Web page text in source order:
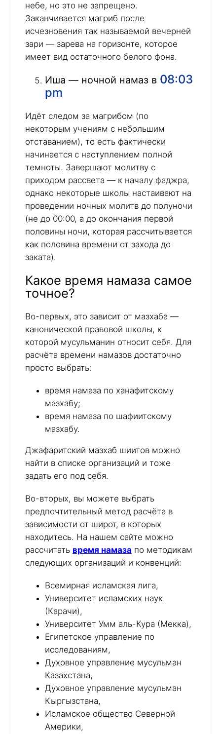
небе, но это не запрещено.
Заканчивается магриб после
исчезновения так называемой вечерней
зари — зарева на горизонте, которое
имеет вид остаточного белого фона.
Иша — ночной намаз в 08:03
pm
Идёт следом за магрибом (по
некоторым учениям с небольшим
отставанием), то есть фактически
начинается с наступлением полной
темноты. Завершают молитву с
приходом рассвета — к началу фаджра,
однако некоторые школы настаивают на
проведении ночных молитв до полуночи
(не до 00:00, а до окончания первой
половины ночи, которая рассчитывается
как половина времени от захода до
заката).
Какое время намаза самое
точное?
Во-первых, это зависит от мазхаба —
канонической правовой школы, к
которой мусульманин относит себя. Для
расчёта времени намазов достаточно
просто выбрать:
время намаза по ханафитскому
мазхабу;
время намаза по шафиитскому
мазхабу.
Джафаритский мазхаб шиитов можно
найти в списке организаций и тоже
задать его под себя.
Во-вторых, вы можете выбрать
предпочтительный метод расчёта в
зависимости от широт, в которых
находитесь. На нашем сайте можно
рассчитать время намаза по методикам
следующих организаций и конвенций:
Всемирная исламская лига,
Университет исламских наук
(Карачи),
Университет Умм аль-Кура (Мекка),
Египетское управление по
исследованиям,
Духовное управление мусульман
Казахстана,
Духовное управление мусульман
Кыргызстана,
Исламское общество Северной
Америки,